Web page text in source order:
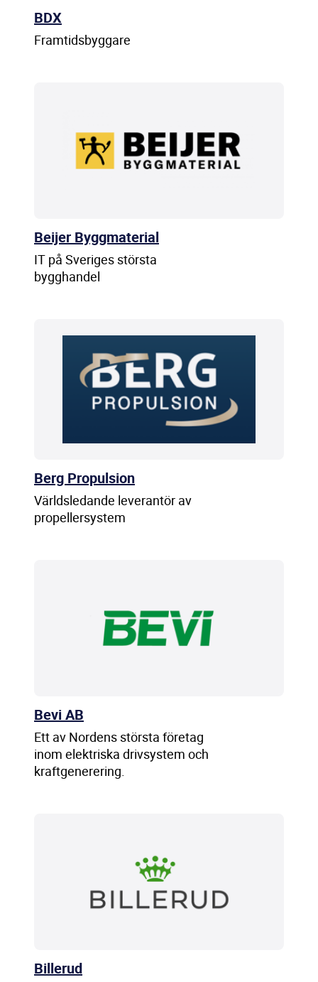
BDX
Framtidsbyggare
Beijer Byggmaterial
IT på Sveriges största
bygghandel
Berg Propulsion
Världsledande leverantör av
propellersystem
Bevi AB
Ett av Nordens största företag
inom elektriska drivsystem och
kraftgenerering.
Billerud